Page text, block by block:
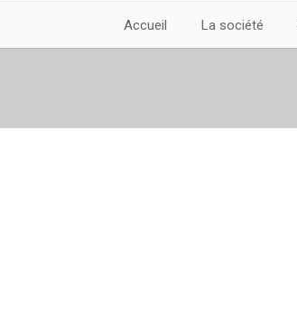
Accueil La société